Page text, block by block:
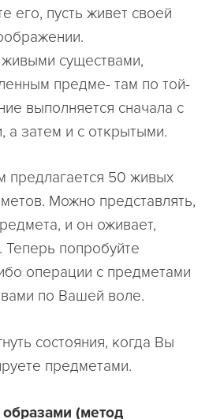
его, пусть живет своей
существами,
предме- там по той-
выполняется сначала с
а затем и с открытыми.
предлагается 50 живых
Можно представлять,
и он оживает,
Теперь попробуйте
операции с предметами
по Вашей воле.
состояния, когда Вы
предметами.
(метод